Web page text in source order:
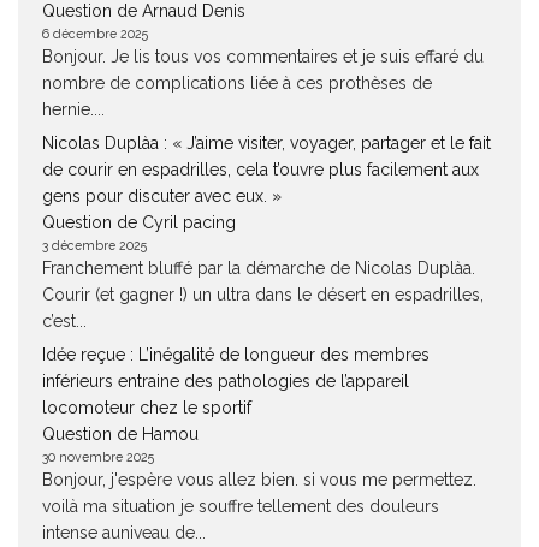
Question de Arnaud Denis
6 décembre 2025
Bonjour. Je lis tous vos commentaires et je suis effaré du
nombre de complications liée à ces prothèses de
hernie....
Nicolas Duplàa : « J’aime visiter, voyager, partager et le fait
de courir en espadrilles, cela t’ouvre plus facilement aux
gens pour discuter avec eux. »
Question de Cyril pacing
3 décembre 2025
Franchement bluffé par la démarche de Nicolas Duplàa.
Courir (et gagner !) un ultra dans le désert en espadrilles,
c’est...
Idée reçue : L’inégalité de longueur des membres
inférieurs entraine des pathologies de l’appareil
locomoteur chez le sportif
Question de Hamou
30 novembre 2025
Bonjour, j'espère vous allez bien. si vous me permettez.
voilà ma situation je souffre tellement des douleurs
intense auniveau de...